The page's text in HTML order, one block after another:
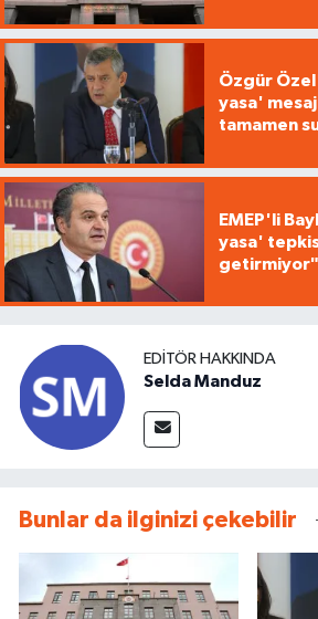
Özgür
yasa'
tamamen
EMEP'li
yasa'
getirmiyor"
EDITÖR HAKKINDA
Selda Manduz
Bunlar da ilginizi çekebilir